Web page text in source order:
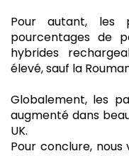
Pour autant, les
pourcentages de
hybrides
élevé, sauf la
Globalement, les
augmenté dans
UK.
Pour conclure,